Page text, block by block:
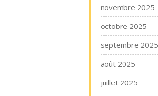
novembre 2025
octobre 2025
septembre 2025
août 2025
juillet 2025